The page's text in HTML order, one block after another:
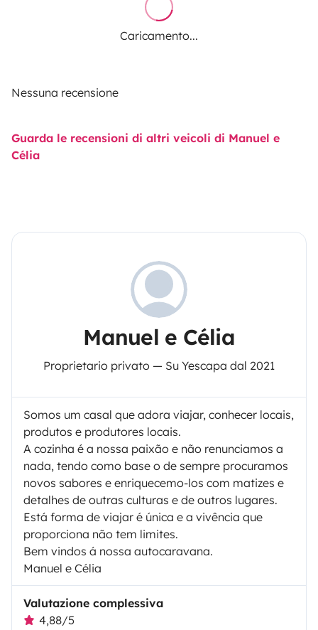
Caricamento...
Nessuna recensione
Guarda le recensioni di altri veicoli di Manuel e
Célia
Manuel e Célia
Proprietario privato — Su Yescapa dal 2021
Somos um casal que adora viajar, conhecer locais,
produtos e produtores locais.
A cozinha é a nossa paixão e não renunciamos a
nada, tendo como base o de sempre procuramos
novos sabores e enriquecemo-los com matizes e
detalhes de outras culturas e de outros lugares.
Está forma de viajar é única e a vivência que
proporciona não tem limites.
Bem vindos á nossa autocaravana.
Manuel e Célia
Valutazione complessiva
4,88/5